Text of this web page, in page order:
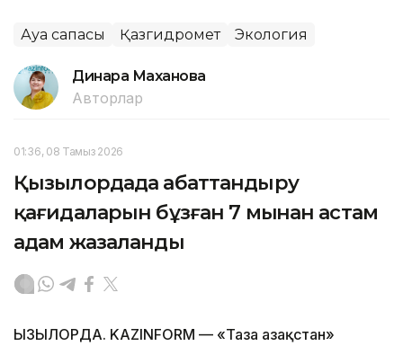
Ауа сапасы Қазгидромет Экология
Динара Маханова
Авторлар
01:36, 08 Тамыз 2026
Қызылордада абаттандыру
қағидаларын бұзған 7 мыңнан астам
адам жазаланды
ҚЫЗЫЛОРДА. KAZINFORM — «Таза Қазақстан»